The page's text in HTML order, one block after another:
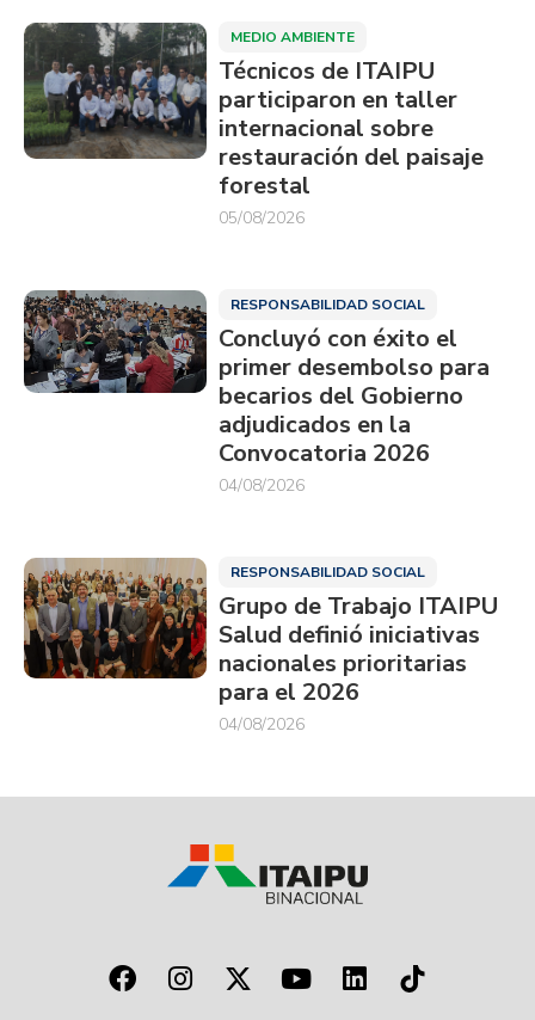
MEDIO AMBIENTE
Técnicos de ITAIPU
participaron en taller
internacional sobre
restauración del paisaje
forestal
05/08/2026
RESPONSABILIDAD SOCIAL
Concluyó con éxito el
primer desembolso para
becarios del Gobierno
adjudicados en la
Convocatoria 2026
04/08/2026
RESPONSABILIDAD SOCIAL
Grupo de Trabajo ITAIPU
Salud definió iniciativas
nacionales prioritarias
para el 2026
04/08/2026